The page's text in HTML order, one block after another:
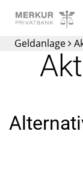
Privatbank für
Geldanlage